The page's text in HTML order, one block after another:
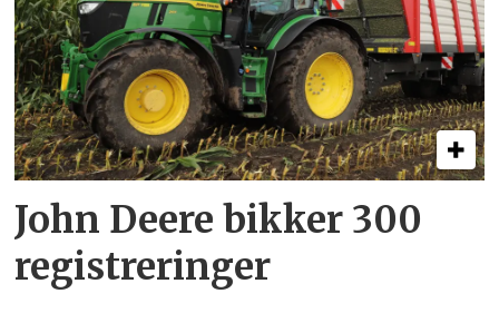
John Deere bikker 300
registreringer